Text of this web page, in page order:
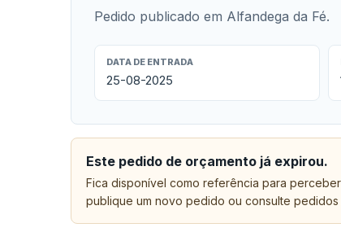
Pedido publicado em Alfandega da Fé.
DATA DE ENTRADA
25-08-2025
Este pedido de orçamento já expirou.
Fica disponível como referência para
publique um novo pedido ou consulte